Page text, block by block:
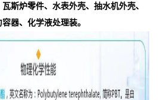
斯炉零件、水表外壳、抽水机外壳、
器、化学液处理装。